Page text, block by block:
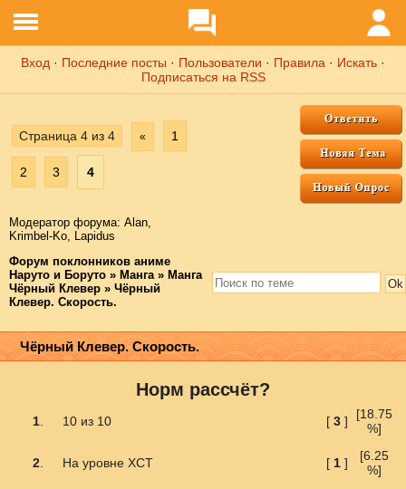
Вход · Последние посты · Пользователи · Правила · Искать ·
Подписаться на RSS
Страница 4 из 4 « 1
2 3 4
Модератор форума: Аlаn,
Krimbel-Ko, Lapidus
Форум поклонников аниме
Наруто и Боруто » Манга » Манга
Чёрный Клевер » Чёрный
Клевер. Скорость.
Чёрный Клевер. Скорость.
Норм рассчёт?
1 10 из 10 [ 3]
[18.75
%]
2 На уровне ХСТ [ 1]
[6.25
%]